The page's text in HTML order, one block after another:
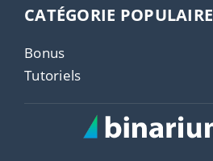
CATÉGORIE POPULAIRE
Bonus
Tutoriels